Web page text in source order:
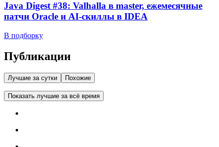
Java Digest #38: Valhalla в master, ежемесячные
патчи Oracle и AI-скиллы в IDEA
В подборку
Публикации
Лучшие за сутки Похожие
Показать лучшие за всё время